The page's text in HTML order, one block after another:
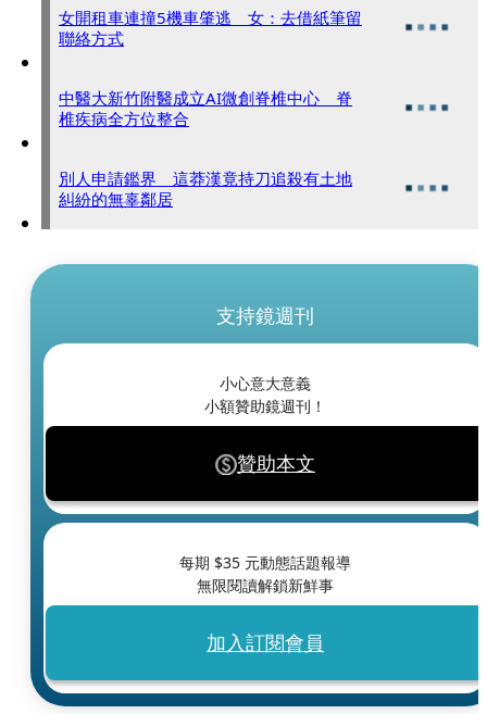
女開租車連撞5機車肇逃 女：去借紙筆留
聯絡方式
中醫大新竹附醫成立AI微創脊椎中心 脊
椎疾病全方位整合
別人申請鑑界 這莽漢竟持刀追殺有土地
糾紛的無辜鄰居
支持鏡週刊
小心意大意義
小額贊助鏡週刊！
贊助本文
每期 $35 元動態話題報導
無限閱讀解鎖新鮮事
加入訂閱會員